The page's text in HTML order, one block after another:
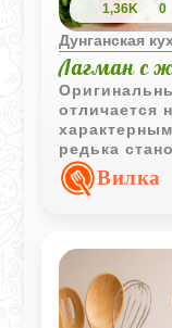
1,36K 0
Дунганская
Лагман с
отличается
редька
сочетается
пряными
Вилка